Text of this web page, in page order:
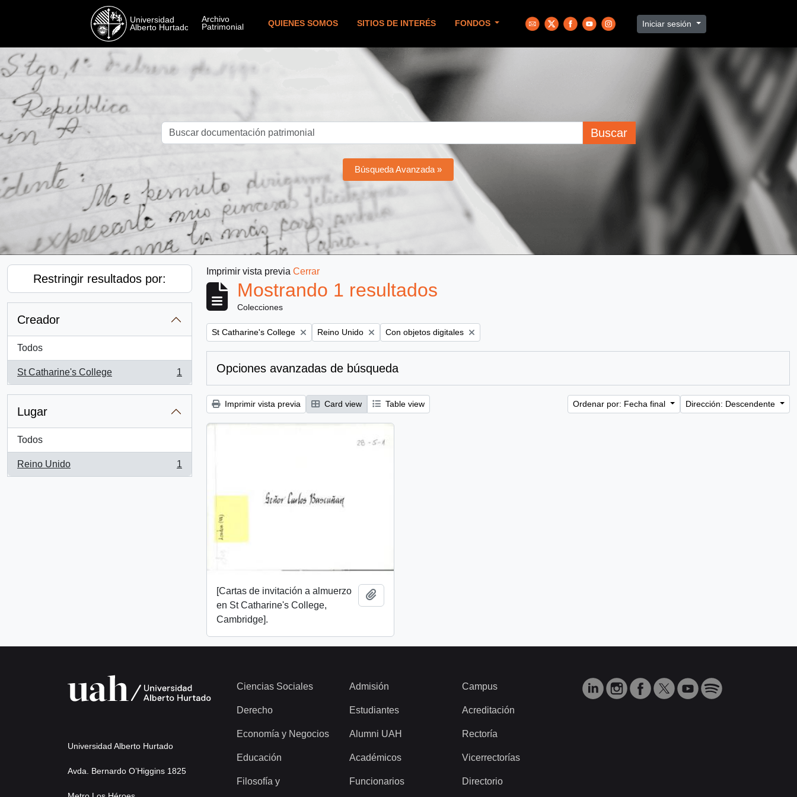
QUIENES SOMOS SITIOS DE INTERÉS FONDOS Iniciar sesión
Buscar
Búsqueda Avanzada »
Restringir resultados por:
Creador
Todos
St Catharine's College
, 1 resultados
1
Lugar
Todos
Reino Unido
, 1 resultados
1
Imprimir vista previa Cerrar
Mostrando 1 resultados
Colecciones
Remove filter:
St Catharine's College Remove filter:
Reino Unido Remove filter:
Con objetos digitales
Opciones avanzadas de búsqueda
Imprimir vista previa Card view Table view Ordenar por: Fecha final Dirección: Descendente
[Cartas de invitación a almuerzo
en St Catharine's College,
Cambridge].
Universidad Alberto Hurtado
Avda. Bernardo O’Higgins 1825
Ciencias Sociales
Derecho
Economía y Negocios
Educación
Filosofía y
Admisión
Estudiantes
Alumni UAH
Académicos
Funcionarios
Campus
Acreditación
Rectoría
Vicerrectorías
Directorio